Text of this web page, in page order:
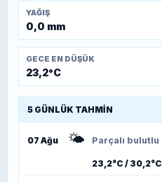
YAĞIŞ
0,0 mm
GECE EN DÜŞÜK
23,2°C
5 GÜNLÜK TAHMIN
07 Ağu 🌤️ Parçalı bulutlu
23,2°C / 30,2°C